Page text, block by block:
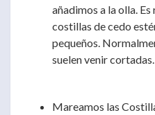
añadimos a la olla.
costillas de cedo
pequeños.
suelen venir cortadas.
Mareamos las